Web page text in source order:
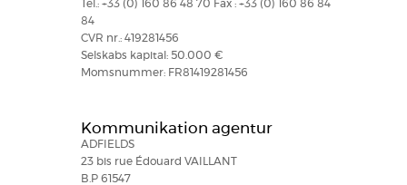
Tel.: +33 (0) 160 86 48 70 Fax : +33 (0) 160 86 84
84
CVR nr.: 419281456
Selskabs kapital: 50.000 €
Momsnummer: FR81419281456
Kommunikation agentur
ADFIELDS
23 bis rue Édouard VAILLANT
B.P 61547